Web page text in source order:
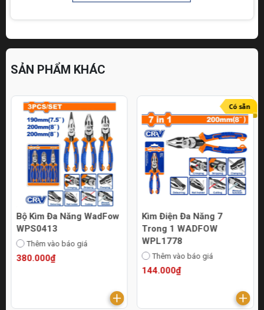
SẢN PHẨM KHÁC
Bộ Kìm Đa Năng WadFow
WPS0413
Thêm vào báo giá
380.000₫
Có sẵn
Kìm Điện Đa Năng 7
Trong 1 WADFOW
WPL1778
Thêm vào báo giá
144.000₫